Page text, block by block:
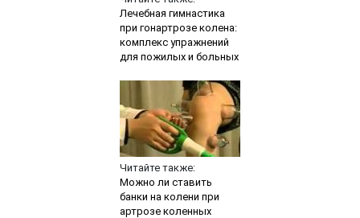
Лечебная гимнастика
при гонартрозе колена:
комплекс упражнений
для пожилых и больных
Читайте также:
Можно ли ставить
банки на колени при
артрозе коленных